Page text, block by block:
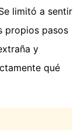
limitó a sentir
propios pasos
y
qué